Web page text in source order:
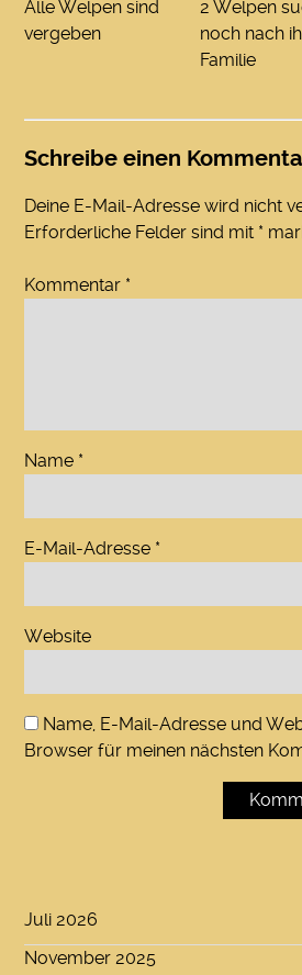
Alle Welpen sind
vergeben
2 Welpen
noch nach
Familie
Schreibe einen
Deine E-Mail-Adresse wird nicht
Erforderliche Felder sind mit *
Kommentar *
Name *
E-Mail-Adresse *
Website
Name, E-Mail-Adresse und
Browser für meinen nächsten
Juli 2026
November 2025